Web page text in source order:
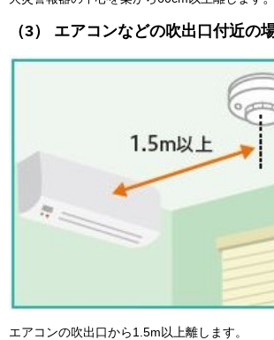
（3） エアコンなどの吹出口付近の
エアコンの吹出口から1.5m以上離します。